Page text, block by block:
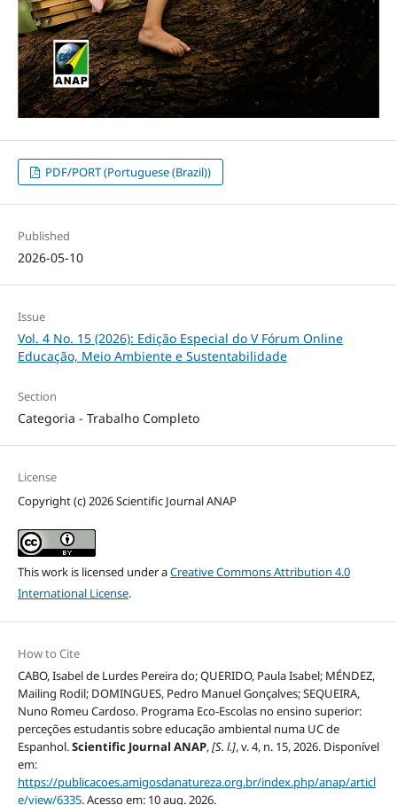
PDF/PORT (Portuguese (Brazil))
Published
2026-05-10
Issue
Vol. 4 No. 15 (2026): Edição Especial do V Fórum Online
Educação, Meio Ambiente e Sustentabilidade
Section
Categoria - Trabalho Completo
License
Copyright (c) 2026 Scientific Journal ANAP
This work is licensed under aCreative Commons Attribution 4.0
International License.
How to Cite
CABO, Isabel de Lurdes Pereira do; QUERIDO, Paula Isabel; MÉNDEZ,
Mailing Rodil; DOMINGUES, Pedro Manuel Gonçalves; SEQUEIRA,
Nuno Romeu Cardoso. Programa Eco-Escolas no ensino superior:
perceções estudantis sobre educação ambiental numa UC de
Espanhol.Scientific Journal ANAP,[S. l.], v. 4, n. 15, 2026. Disponível
em:
https://publicacoes.amigosdanatureza.org.br/index.php/anap/articl
e/view/6335. Acesso em: 10 aug. 2026.